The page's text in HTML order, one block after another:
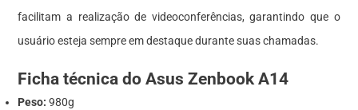
facilitam a realização de videoconferências, garantindo que o
usuário esteja sempre em destaque durante suas chamadas.
Ficha técnica do Asus Zenbook A14
Peso: 980g